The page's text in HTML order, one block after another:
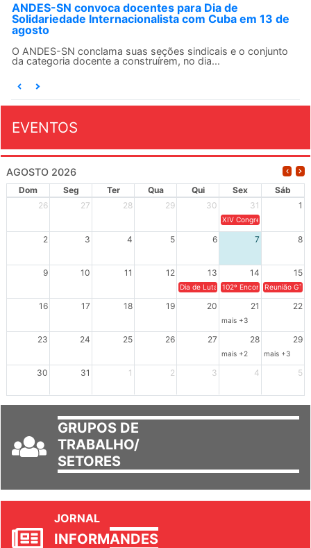
ANDES-SN convoca docentes para Dia de
Solidariedade Internacionalista com Cuba em 13 de
agosto
O ANDES-SN conclama suas seções sindicais e o conjunto
da categoria docente a construírem, no dia...
EVENTOS
AGOSTO 2026
Dom Seg Ter Qua Qui Sex
Sáb
26
27 28 29 30 31 1
XIV Congresso Brasileiro
2 3 4 5 6 7 8
9 10 11 12 13 14 15
Dia de Luta em Defesa de Cuba e da
102º Encontro da
Reunião
16 17 18 19 20 21 22
mais +3
23 24 25 26 27 28 29
mais +2 mais +3
30 31 1 2 3 4 5
GRUPOS DE
TRABALHO/
SETORES
JORNAL
INFORMANDES